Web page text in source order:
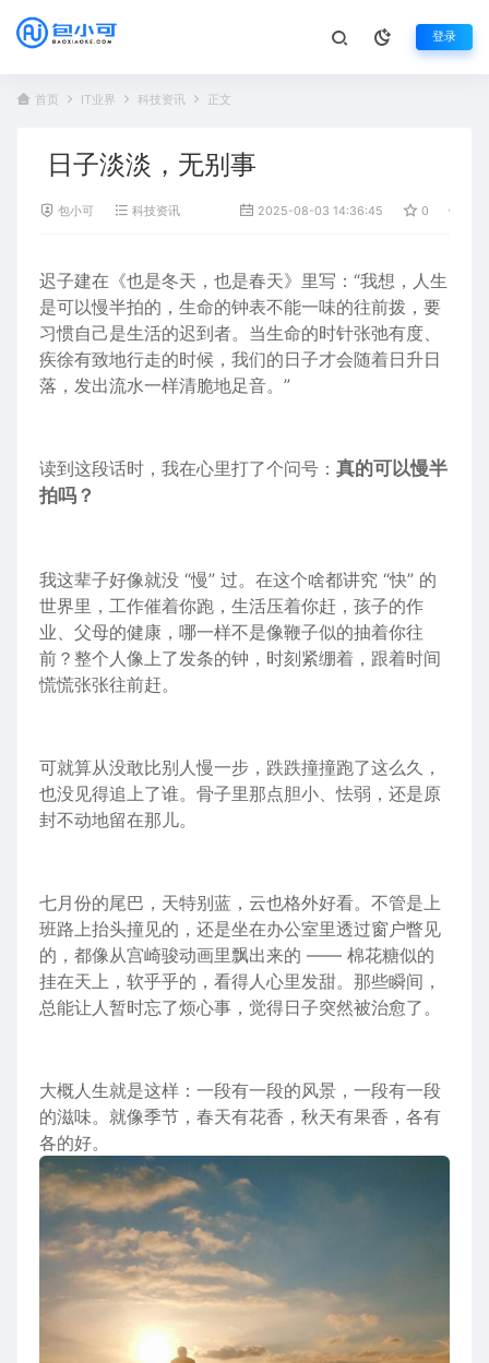
登录
首页 IT业界 科技资讯 正文
日子淡淡，无别事
包小可 科技资讯 2025-08-03 14:36:45 0
迟子建在《也是冬天，也是春天》里写：“我想，人生
是可以慢半拍的，生命的钟表不能一味的往前拨，要
习惯自己是生活的迟到者。当生命的时针张弛有度、
疾徐有致地行走的时候，我们的日子才会随着日升日
落，发出流水一样清脆地足音。”
读到这段话时，我在心里打了个问号： 真的可以慢半
拍吗？
我这辈子好像就没 “慢” 过。在这个啥都讲究 “快” 的
世界里， 工作催着你跑，生活压着你赶， 孩子的作
业、父母的健康 ，哪一样不是像鞭子似的抽着你往
前？整个 人像上了发条的钟，时刻紧绷着，跟着时间
慌慌张张往前赶。
可就算从没敢比别人慢一步，跌跌撞撞跑了这么久，
也没见得追上了谁。骨子里那点胆小、怯弱，还是原
封不动地留在那儿。
七月份的尾巴，天特别蓝，云也格外好看。不管是上
班路上抬头撞见的，还是坐在办公室里透过窗户瞥见
的，都像从宫崎骏动画里飘出来的 —— 棉花糖似的
挂在天上，软乎乎的，看得人心里发甜。那些瞬间，
总能让人暂时忘了烦心事，觉得日子突然被治愈了。
大概人生就是这样：一段有一段的风景，一段有一段
的滋味。就像季节，春天有花香，秋天有果香，各有
各的好。